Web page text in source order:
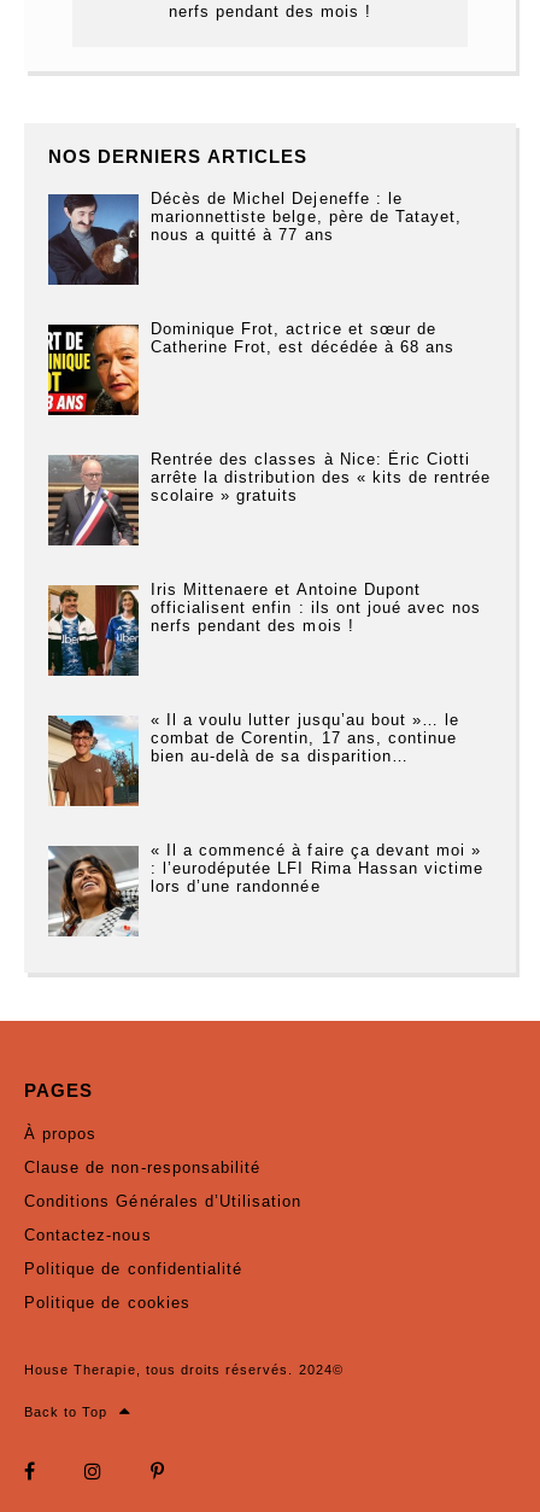
nerfs pendant des mois !
NOS DERNIERS ARTICLES
Décès de Michel Dejeneffe : le
marionnettiste belge, père de Tatayet,
nous a quitté à 77 ans
Dominique Frot, actrice et sœur de
Catherine Frot, est décédée à 68 ans
Rentrée des classes à Nice: Éric Ciotti
arrête la distribution des « kits de rentrée
scolaire » gratuits
Iris Mittenaere et Antoine Dupont
officialisent enfin : ils ont joué avec nos
nerfs pendant des mois !
« Il a voulu lutter jusqu’au bout »… le
combat de Corentin, 17 ans, continue
bien au-delà de sa disparition…
« Il a commencé à faire ça devant moi »
: l’eurodéputée LFI Rima Hassan victime
lors d’une randonnée
PAGES
À propos
Clause de non-responsabilité
Conditions Générales d’Utilisation
Contactez-nous
Politique de confidentialité
Politique de cookies
House Therapie, tous droits réservés. 2024©
Back to Top